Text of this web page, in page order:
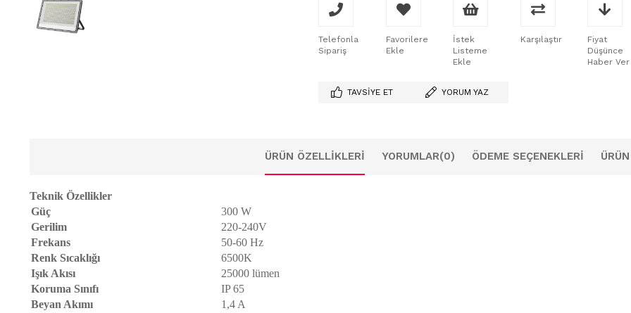
Telefonla
Sipariş
Favorilere
Ekle
İstek
Listeme
Ekle
Karşılaştır
Fiyat
Düşünce
Haber Ver
TAVSIYE ET YORUM YAZ
ÜRÜN ÖZELLIKLERI YORUMLAR(0) ÖDEME SEÇENEKLERI
Teknik Özellikler
Güç
300 W
Gerilim
220-240V
Frekans
50-60 Hz
Renk Sıcaklığı
6500K
Işık Akısı
25000 lümen
Koruma Sınıfı
IP 65
Beyan Akımı
1,4 A